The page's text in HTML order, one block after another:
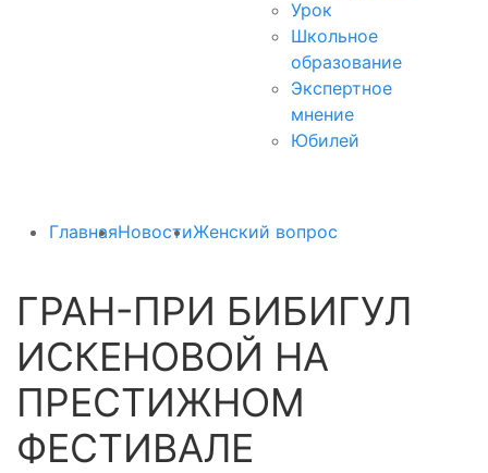
Урок
Школьное
образование
Экспертное
мнение
Юбилей
ГлавнаяНовостиЖенский вопрос
ГРАН-ПРИ БИБИГУЛ
ИСКЕНОВОЙ НА
ПРЕСТИЖНОМ
ФЕСТИВАЛЕ